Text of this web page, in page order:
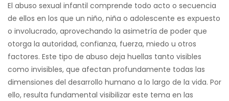
El abuso sexual infantil comprende todo acto o secuencia
de ellos en los que un niño, niña o adolescente es expuesto
o involucrado, aprovechando la asimetría de poder que
otorga la autoridad, confianza, fuerza, miedo u otros
factores. Este tipo de abuso deja huellas tanto visibles
como invisibles, que afectan profundamente todas las
dimensiones del desarrollo humano a lo largo de la vida. Por
ello, resulta fundamental visibilizar este tema en las